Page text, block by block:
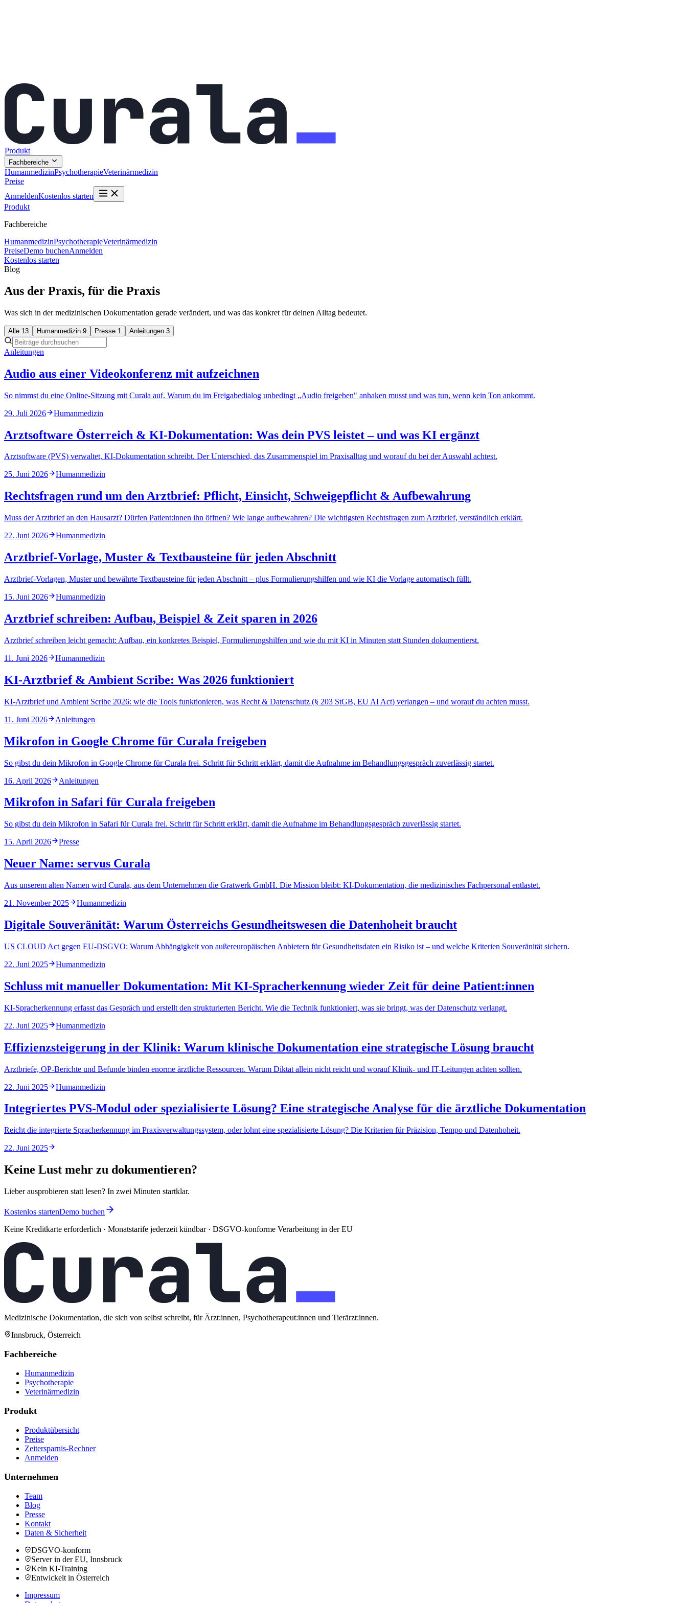
Produkt
Fachbereiche
HumanmedizinPsychotherapieVeterinärmedizin
Preise
AnmeldenKostenlos starten
Produkt
Fachbereiche
HumanmedizinPsychotherapieVeterinärmedizin
PreiseDemo buchenAnmelden
Kostenlos starten
Blog
Aus der Praxis, für die Praxis
Was sich in der medizinischen Dokumentation gerade verändert, und was das konkret für deinen Alltag bedeutet.
Alle 13 Humanmedizin 9 Presse 1 Anleitungen 3
Anleitungen
Audio aus einer Videokonferenz mit aufzeichnen
So nimmst du eine Online-Sitzung mit Curala auf. Warum du im Freigabedialog unbedingt „Audio freigeben" anhaken musst und was tun, wenn kein Ton ankommt.
29. Juli 2026 Humanmedizin
Arztsoftware Österreich & KI-Dokumentation: Was dein PVS leistet – und was KI ergänzt
Arztsoftware (PVS) verwaltet, KI-Dokumentation schreibt. Der Unterschied, das Zusammenspiel im Praxisalltag und worauf du bei der Auswahl achtest.
25. Juni 2026 Humanmedizin
Rechtsfragen rund um den Arztbrief: Pflicht, Einsicht, Schweigepflicht & Aufbewahrung
Muss der Arztbrief an den Hausarzt? Dürfen Patient:innen ihn öffnen? Wie lange aufbewahren? Die wichtigsten Rechtsfragen zum Arztbrief, verständlich erklärt.
22. Juni 2026 Humanmedizin
Arztbrief-Vorlage, Muster & Textbausteine für jeden Abschnitt
Arztbrief-Vorlagen, Muster und bewährte Textbausteine für jeden Abschnitt – plus Formulierungshilfen und wie KI die Vorlage automatisch füllt.
15. Juni 2026 Humanmedizin
Arztbrief schreiben: Aufbau, Beispiel & Zeit sparen in 2026
Arztbrief schreiben leicht gemacht: Aufbau, ein konkretes Beispiel, Formulierungshilfen und wie du mit KI in Minuten statt Stunden dokumentierst.
11. Juni 2026 Humanmedizin
KI-Arztbrief & Ambient Scribe: Was 2026 funktioniert
KI-Arztbrief und Ambient Scribe 2026: wie die Tools funktionieren, was Recht & Datenschutz (§ 203 StGB, EU AI Act) verlangen – und worauf du achten musst.
11. Juni 2026 Anleitungen
Mikrofon in Google Chrome für Curala freigeben
So gibst du dein Mikrofon in Google Chrome für Curala frei. Schritt für Schritt erklärt, damit die Aufnahme im Behandlungsgespräch zuverlässig startet.
16. April 2026 Anleitungen
Mikrofon in Safari für Curala freigeben
So gibst du dein Mikrofon in Safari für Curala frei. Schritt für Schritt erklärt, damit die Aufnahme im Behandlungsgespräch zuverlässig startet.
15. April 2026 Presse
Neuer Name: servus Curala
Aus unserem alten Namen wird Curala, aus dem Unternehmen die Gratwerk GmbH. Die Mission bleibt: KI-Dokumentation, die medizinisches Fachpersonal entlastet.
21. November 2025 Humanmedizin
Digitale Souveränität: Warum Österreichs Gesundheitswesen die Datenhoheit braucht
US CLOUD Act gegen EU-DSGVO: Warum Abhängigkeit von außereuropäischen Anbietern für Gesundheitsdaten ein Risiko ist – und welche Kriterien Souveränität sichern.
22. Juni 2025 Humanmedizin
Schluss mit manueller Dokumentation: Mit KI-Spracherkennung wieder Zeit für deine Patient:innen
KI-Spracherkennung erfasst das Gespräch und erstellt den strukturierten Bericht. Wie die Technik funktioniert, was sie bringt, was der Datenschutz verlangt.
22. Juni 2025 Humanmedizin
Effizienzsteigerung in der Klinik: Warum klinische Dokumentation eine strategische Lösung braucht
Arztbriefe, OP-Berichte und Befunde binden enorme ärztliche Ressourcen. Warum Diktat allein nicht reicht und worauf Klinik- und IT-Leitungen achten sollten.
22. Juni 2025 Humanmedizin
Integriertes PVS-Modul oder spezialisierte Lösung? Eine strategische Analyse für die ärztliche Dokumentation
Reicht die integrierte Spracherkennung im Praxisverwaltungssystem, oder lohnt eine spezialisierte Lösung? Die Kriterien für Präzision, Tempo und Datenhoheit.
22. Juni 2025
Keine Lust mehr zu dokumentieren?
Lieber ausprobieren statt lesen? In zwei Minuten startklar.
Kostenlos startenDemo buchen
Keine Kreditkarte erforderlich · Monatstarife jederzeit kündbar · DSGVO-konforme Verarbeitung in der EU
Medizinische Dokumentation, die sich von selbst schreibt, für Ärzt:innen, Psychotherapeut:innen und Tierärzt:innen.
Innsbruck, Österreich
Fachbereiche
Humanmedizin
Psychotherapie
Veterinärmedizin
Produkt
Produktübersicht
Preise
Zeitersparnis-Rechner
Anmelden
Unternehmen
Team
Blog
Presse
Kontakt
Daten & Sicherheit
DSGVO-konform
Server in der EU, Innsbruck
Kein KI-Training
Entwickelt in Österreich
Impressum